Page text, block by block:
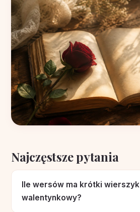
Najczęstsze pytania
Ile wersów ma krótki wierszyk
walentynkowy?